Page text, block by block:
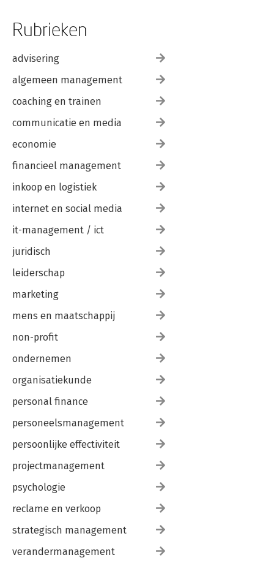
Rubrieken
advisering
algemeen management
coaching en trainen
communicatie en media
economie
financieel management
inkoop en logistiek
internet en social media
it-management / ict
juridisch
leiderschap
marketing
mens en maatschappij
non-profit
ondernemen
organisatiekunde
personal finance
personeelsmanagement
persoonlijke effectiviteit
projectmanagement
psychologie
reclame en verkoop
strategisch management
verandermanagement